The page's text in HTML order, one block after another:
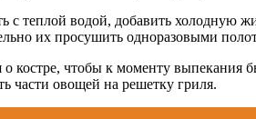
с теплой водой, добавить холодную
их просушить одноразовыми
о костре, чтобы к моменту
части овощей на решетку гриля.